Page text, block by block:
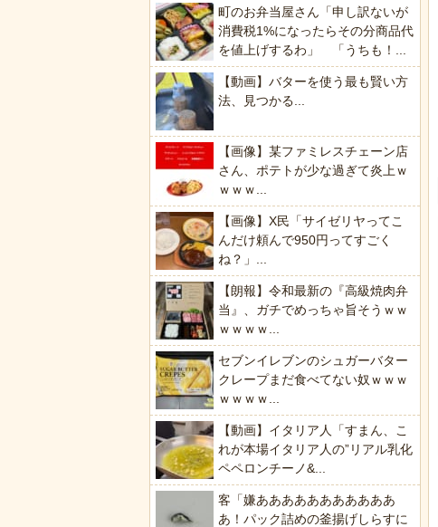
町のお弁当屋さん「申し訳ないが
消費税1%になったらその分商品代
を値上げするわ」 「うちも！...
【動画】バターを使う最も賢い方
法、見つかる...
【画像】某ファミレスチェーン店
さん、ポテトが少な過ぎて炎上ｗ
ｗｗｗ...
【画像】X民「サイゼリヤってこ
んだけ頼んで950円ってすごく
ね？」...
【朗報】令和最新の『高級焼肉弁
当』、ガチでめっちゃ旨そうｗｗ
ｗｗｗｗ...
セブンイレブンのシュガーバター
クレープまだ食べてない奴ｗｗｗ
ｗｗｗｗ...
【動画】イタリア人「すまん、こ
れが本場イタリア人の”リアル乳化
ペペロンチーノ&...
客「嫌あああああああああああ
あ！パック詰めの釜揚げしらすに